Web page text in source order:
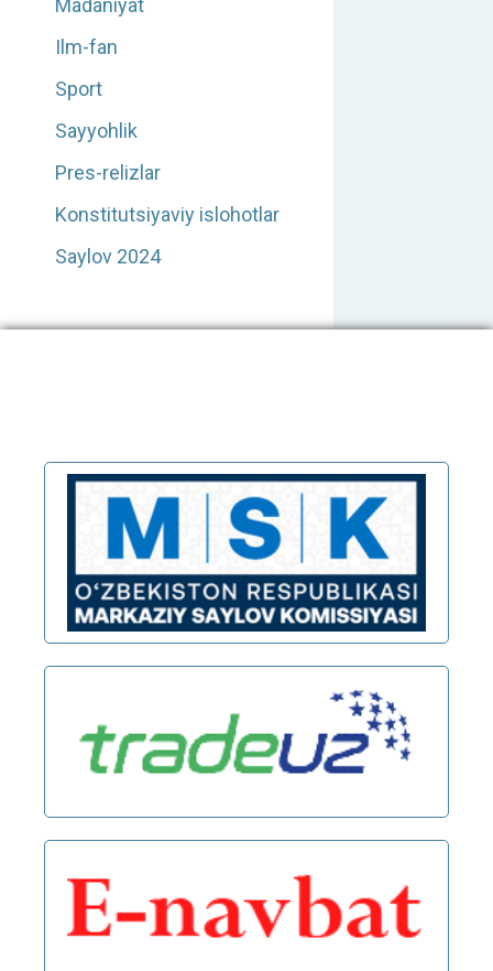
Madaniyat
Ilm-fan
Sport
Sayyohlik
Pres-relizlar
Konstitutsiyaviy islohotlar
Saylov 2024